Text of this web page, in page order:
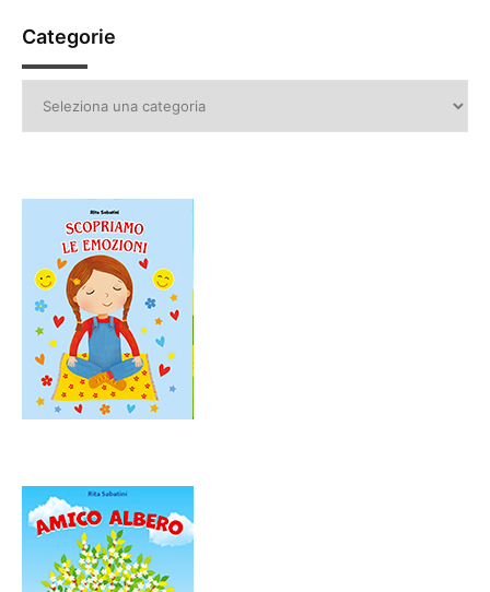
Categorie